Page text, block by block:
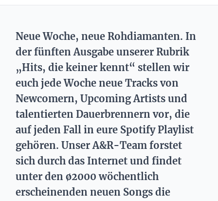
Neue Woche, neue Rohdiamanten. In
der fünften Ausgabe unserer Rubrik
„Hits, die keiner kennt“ stellen wir
euch jede Woche neue Tracks von
Newcomern, Upcoming Artists und
talentierten Dauerbrennern vor, die
auf jeden Fall in eure Spotify Playlist
gehören. Unser A&R-Team forstet
sich durch das Internet und findet
unter den ø2000 wöchentlich
erscheinenden neuen Songs die